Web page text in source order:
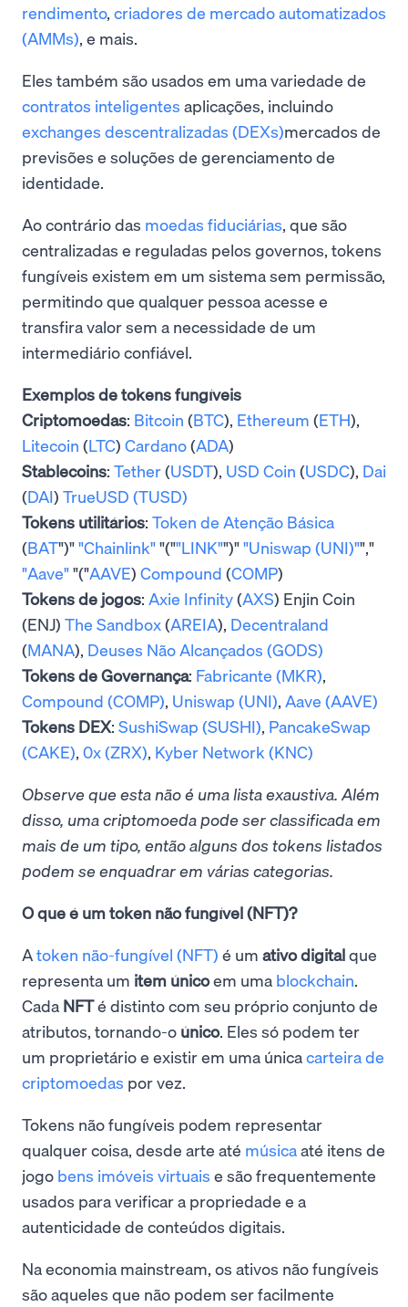
rendimento, criadores de mercado automatizados
(AMMs), e mais.
Eles também são usados em uma variedade de
contratos inteligentes aplicações, incluindo
exchanges descentralizadas (DEXs)mercados de
previsões e soluções de gerenciamento de
identidade.
Ao contrário das moedas fiduciárias, que são
centralizadas e reguladas pelos governos, tokens
fungíveis existem em um sistema sem permissão,
permitindo que qualquer pessoa acesse e
transfira valor sem a necessidade de um
intermediário confiável.
Exemplos de tokens fungíveis
Criptomoedas: Bitcoin (BTC), Ethereum (ETH),
Litecoin (LTC) Cardano(ADA)
Stablecoins: Tether(USDT), USD Coin (USDC), Dai
(DAI) TrueUSD (TUSD)
Tokens utilitários: Token de Atenção Básica
(BAT")""Chainlink""(""LINK"")""Uniswap (UNI)"","
"Aave""("AAVE) Compound (COMP)
Tokens de jogos: Axie Infinity(AXS) Enjin Coin
(ENJ) The Sandbox(AREIA), Decentraland
(MANA), Deuses Não Alcançados (GODS)
Tokens de Governança: Fabricante (MKR),
Compound (COMP), Uniswap (UNI), Aave (AAVE)
Tokens DEX: SushiSwap (SUSHI), PancakeSwap
(CAKE), 0x (ZRX), Kyber Network (KNC)
Observe que esta não é uma lista exaustiva. Além
disso, uma criptomoeda pode ser classificada em
mais de um tipo, então alguns dos tokens listados
podem se enquadrar em várias categorias.
O que é um token não fungível (NFT)?
Atoken não-fungível (NFT) é um ativo digitalque
representa um item únicoem uma blockchain.
Cada NFTé distinto com seu próprio conjunto de
atributos, tornando-o único. Eles só podem ter
um proprietário e existir em uma únicacarteira de
criptomoedas por vez.
Tokens não fungíveis podem representar
qualquer coisa, desde arte até músicaaté itens de
jogo bens imóveis virtuais e são frequentemente
usados para verificar a propriedade e a
autenticidade de conteúdos digitais.
Na economia mainstream, os ativos não fungíveis
são aqueles que não podem ser facilmente